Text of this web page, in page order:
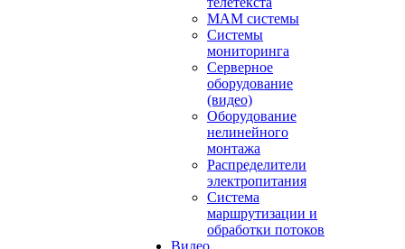
MAM системы
Системы
мониторинга
Серверное
оборудование
(видео)
Оборудование
нелинейного
монтажа
Распределители
электропитания
Система
маршрутизации и
обработки потоков
Видео